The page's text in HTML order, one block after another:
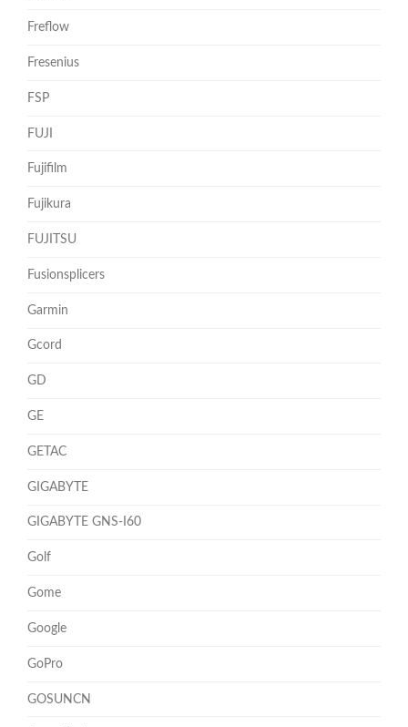
Freflow
Fresenius
FSP
FUJI
Fujifilm
Fujikura
FUJITSU
Fusionsplicers
Garmin
Gcord
GD
GE
GETAC
GIGABYTE
GIGABYTE GNS-I60
Golf
Gome
Google
GoPro
GOSUNCN